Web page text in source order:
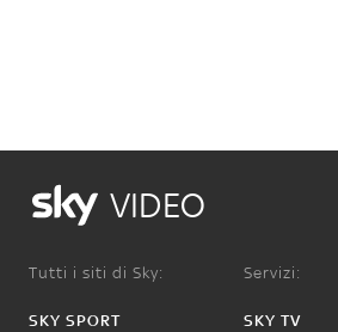
VIDEO
Tutti i siti di Sky:
SKY SPORT
Servizi:
SKY TV